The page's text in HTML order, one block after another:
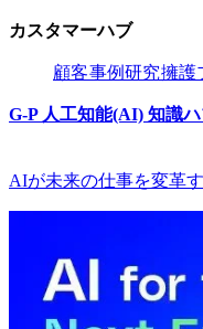
カスタマーハブ​​
顧客​​事例研究​​擁護
G-P 人工知能(AI) 知識
AIが未来の仕事を変革